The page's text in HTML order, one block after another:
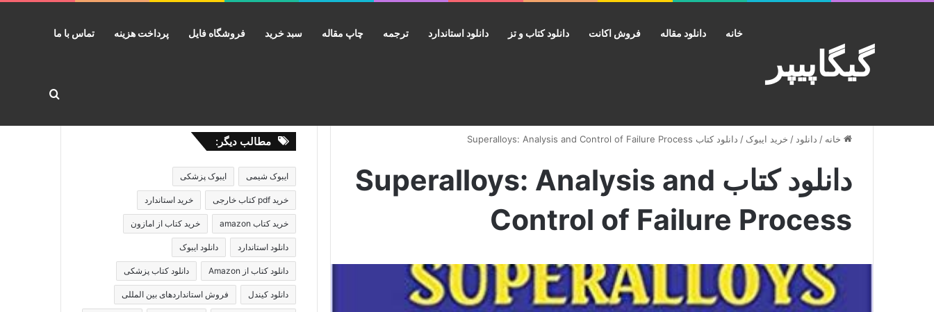
گیگاپیپر
خانه دانلود مقاله فروش اکانت دانلود کتاب و تز دانلود استاندارد ترجمه چاپ مقاله سبد خرید فروشگاه فایل پرداخت هزینه تماس با ما
جستجو
خانه / دانلود / خرید ایبوک / دانلود کتاب Superalloys: Analysis and Control of Failure Process
دانلود کتاب Superalloys: Analysis and
Control of Failure Process
مطالب دیگر:
ایبوک شیمی ایبوک پزشکی
خرید pdf کتاب خارجی خرید استاندارد
خرید کتاب amazon خرید کتاب از امازون
دانلود استاندارد دانلود ایبوک
دانلود کتاب از Amazon دانلود کتاب پزشکی
دانلود کیندل فروش استانداردهای بین المللی